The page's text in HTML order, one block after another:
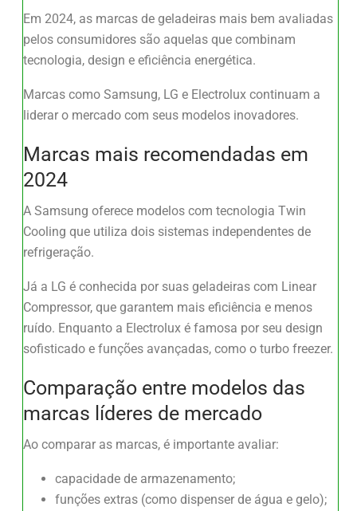
Em 2024, as marcas de geladeiras mais bem avaliadas
pelos consumidores são aquelas que combinam
tecnologia, design e eficiência energética.
Marcas como Samsung, LG e Electrolux continuam a
liderar o mercado com seus modelos inovadores.
Marcas mais recomendadas em
2024
A Samsung oferece modelos com tecnologia Twin
Cooling que utiliza dois sistemas independentes de
refrigeração.
Já a LG é conhecida por suas geladeiras com Linear
Compressor, que garantem mais eficiência e menos
ruído. Enquanto a Electrolux é famosa por seu design
sofisticado e funções avançadas, como o turbo freezer.
Comparação entre modelos das
marcas líderes de mercado
Ao comparar as marcas, é importante avaliar:
capacidade de armazenamento;
funções extras (como dispenser de água e gelo);